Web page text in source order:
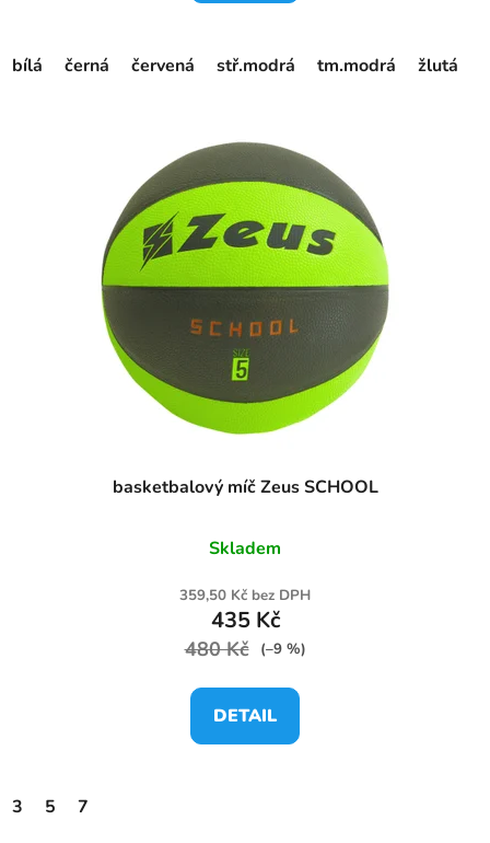
bílá černá červená stř.modrá tm.modrá žlutá
basketbalový míč Zeus SCHOOL
Skladem
359,50 Kč bez DPH
435 Kč
480 Kč (–9 %)
DETAIL
3 5 7